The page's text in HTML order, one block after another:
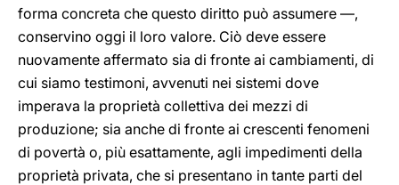
forma concreta che questo diritto può assumere —,
conservino oggi il loro valore. Ciò deve essere
nuovamente affermato sia di fronte ai cambiamenti, di
cui siamo testimoni, avvenuti nei sistemi dove
imperava la proprietà collettiva dei mezzi di
produzione; sia anche di fronte ai crescenti fenomeni
di povertà o, più esattamente, agli impedimenti della
proprietà privata, che si presentano in tante parti del